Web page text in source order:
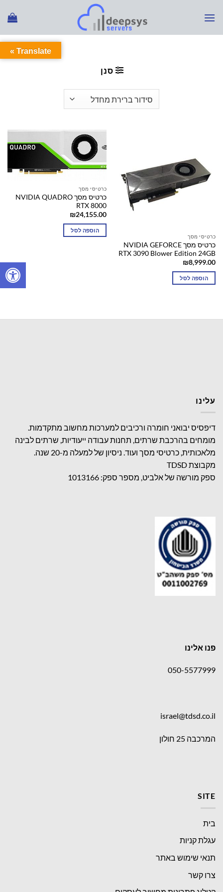
מוצרים המתויגים “כרטיס מסך גיימינג”
סנן
כרטיסי מסך
כרטיס מסך NVIDIA GEFORCE
RTX 3090 Blower Edition 24GB
₪8,999.00
הוספה לסל
כרטיסי מסך
כרטיס מסך NVIDIA QUADRO
RTX 8000
₪24,155.00
הוספה לסל
עלינו
דיפסיס יבואני חומרה ורכיבים למערכות מחשוב מתקדמות.
מומחים בהרכבת שרתים, תחנות עבודה ייעודיות, שרתים לבינה
מלאכותית, כרטיסי מסך ועוד. ניסיון של למעלה מ-20 שנה.
מקבוצת TDSD
ספק מורשה של אלביט, מספר ספק: 1013166
פנו אלינו
050-5577999
israel@tdsd.co.il
המרכבה 25 חולון
SITE
בית
עגלת קניות
תנאי שימוש באתר
צרו קשר
Translate »